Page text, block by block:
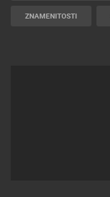
ZNAMENITOSTI